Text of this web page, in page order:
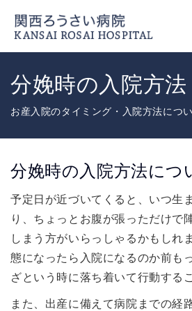
分娩時の入院方法
お産入院のタイミング・入院方法につ
分娩時の入院方法につ
予定日が近づいてくると、いつ生
り、ちょっとお腹が張っただけで
しまう方がいらっしゃるかもしれ
態になったら入院になるのか前も
ざという時に落ち着いて行動する
また、出産に備えて病院までの経